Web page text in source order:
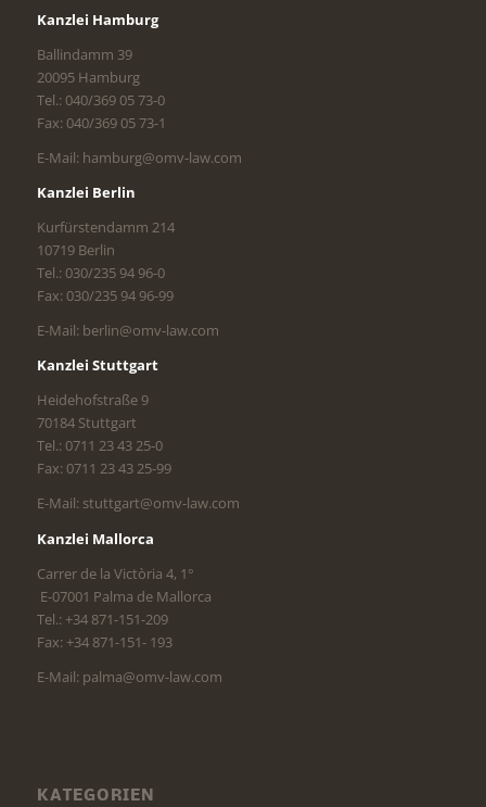
Kanzlei Hamburg
Ballindamm 39
20095 Hamburg
Tel.: 040/369 05 73-0
Fax: 040/369 05 73-1
E-Mail: hamburg@omv-law.com
Kanzlei Berlin
Kurfürstendamm 214
10719 Berlin
Tel.: 030/235 94 96-0
Fax: 030/235 94 96-99
E-Mail: berlin@omv-law.com
Kanzlei Stuttgart
Heidehofstraße 9
70184 Stuttgart
Tel.: 0711 23 43 25-0
Fax: 0711 23 43 25-99
E-Mail: stuttgart@omv-law.com
Kanzlei Mallorca
Carrer de la Victòria 4, 1°
E-07001 Palma de Mallorca
Tel.: +34 871-151-209
Fax: +34 871-151- 193
E-Mail: palma@omv-law.com
KATEGORIEN